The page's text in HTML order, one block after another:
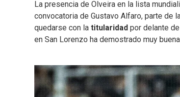
La presencia de Olveira en la lista
convocatoria de Gustavo Alfaro, parte de
quedarse con la titularidad por delante
en San Lorenzo ha demostrado muy